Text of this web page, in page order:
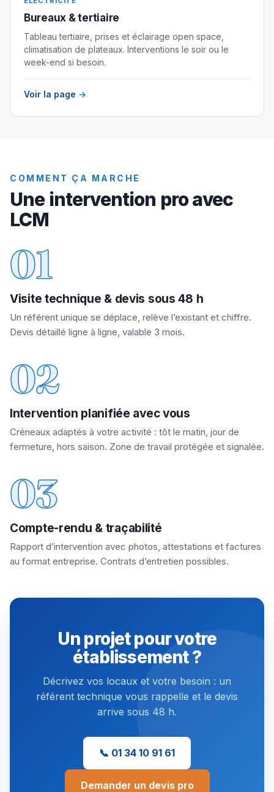
Bureaux & tertiaire
Tableau tertiaire, prises et éclairage open space,
climatisation de plateaux. Interventions le soir ou le
week-end si besoin.
Voir la page →
COMMENT ÇA MARCHE
Une intervention pro avec
LCM
01
Visite technique & devis sous 48 h
Un référent unique se déplace, relève l’existant et chiffre.
Devis détaillé ligne à ligne, valable 3 mois.
02
Intervention planifiée avec vous
Créneaux adaptés à votre activité : tôt le matin, jour de
fermeture, hors saison. Zone de travail protégée et signalée.
03
Compte-rendu & traçabilité
Rapport d’intervention avec photos, attestations et factures
au format entreprise. Contrats d’entretien possibles.
Un projet pour votre
établissement ?
Décrivez vos locaux et votre besoin : un
référent technique vous rappelle et le devis
arrive sous 48 h.
📞 01 34 10 91 61
Demander un devis pro